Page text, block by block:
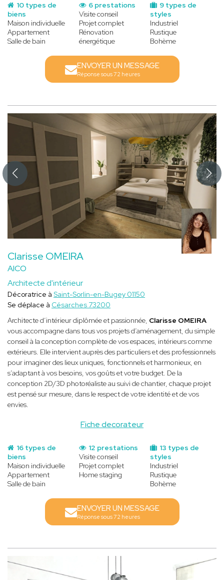
10 types de
biens
Maison individuelle
Appartement
Salle de bain
9 types de
styles
Industriel
Rustique
Bohème
6 prestations
Visite conseil
Projet complet
Rénovation
énergétique
ENVOYER UN MESSAGE
Réponse sous 72 heures
Clarisse OMEIRA
AICO
Architecte d'intérieur
Fiche decorateur
Décoratrice à Saint-Sorlin-en-Bugey 01150
Se déplace à Césarches 73200
Architecte d’intérieur diplômée et passionnée, Clarisse OMEIRA
vous accompagne dans tous vos projets d’aménagement, du simple
conseil à la conception complète de vos espaces, intérieurs comme
extérieurs. Elle intervient auprès des particuliers et des professionnels
pour imaginer des lieux uniques, fonctionnels et harmonieux, en
s’adaptant à vos besoins, vos goûts et votre budget. De la
conception 2D/3D photoréaliste au suivi de chantier, chaque projet
est pensé sur mesure, dans le respect de votre identité et de vos
envies.
16 types de
biens
Maison individuelle
Appartement
Salle de bain
13 types de
styles
Industriel
Rustique
Bohème
12 prestations
Visite conseil
Projet complet
Home staging
ENVOYER UN MESSAGE
Réponse sous 72 heures